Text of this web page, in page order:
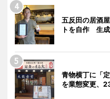
五反田の居酒
トを自作 生
青物横丁に「
を業態変更、